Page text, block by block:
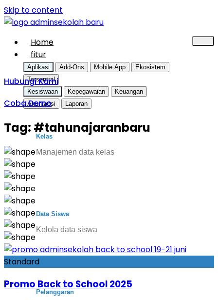
Skip to content
Home
fitur
Aplikasi Add-Ons Mobile App
Ekosistem
Tersentral
Kesiswaan
Kepegawaian
Keuangan
Akuntansi
Laporan
Kelas
Manajemen data kelas
Data Siswa
Kelola data siswa
Pelanggaran
Hubungi Kami
Coba Demo
Tag: #tahunajaranbaru
Standard
Promo Back to School 2025